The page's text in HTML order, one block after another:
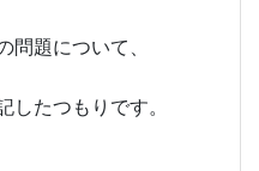
問題について、
したつもりです。